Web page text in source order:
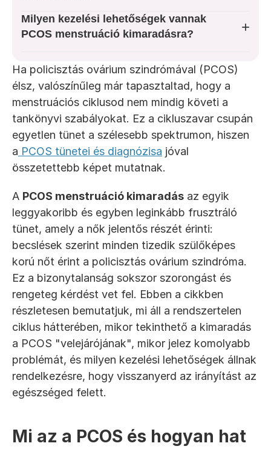
Fogamzásgátló spirál
TUDÁSTÁR
Nőgyógyászati Elváltozások
Nőgyógyászati Tevékenységek
Milyen kezelési lehetőségek vannak
PCOS menstruáció kimaradásra?
+
Ha policisztás ovárium szindrómával (PCOS)
élsz, valószínűleg már tapasztaltad, hogy a
menstruációs ciklusod nem mindig követi a
tankönyvi szabályokat. Ez a cikluszavar csupán
egyetlen tünet a szélesebb spektrumon, hiszen
a PCOS tünetei és diagnózisa jóval
összetettebb képet mutatnak.
A PCOS menstruáció kimaradás az egyik
leggyakoribb és egyben leginkább frusztráló
tünet, amely a nők jelentős részét érinti:
becslések szerint minden tizedik szülőképes
korú nőt érint a policisztás ovárium szindróma.
Ez a bizonytalanság sokszor szorongást és
rengeteg kérdést vet fel. Ebben a cikkben
részletesen bemutatjuk, mi áll a rendszertelen
ciklus hátterében, mikor tekinthető a kimaradás
a PCOS "velejárójának", mikor jelez komolyabb
problémát, és milyen kezelési lehetőségek állnak
rendelkezésre, hogy visszanyerd az irányítást az
egészséged felett.
Mi az a PCOS és hogyan hat